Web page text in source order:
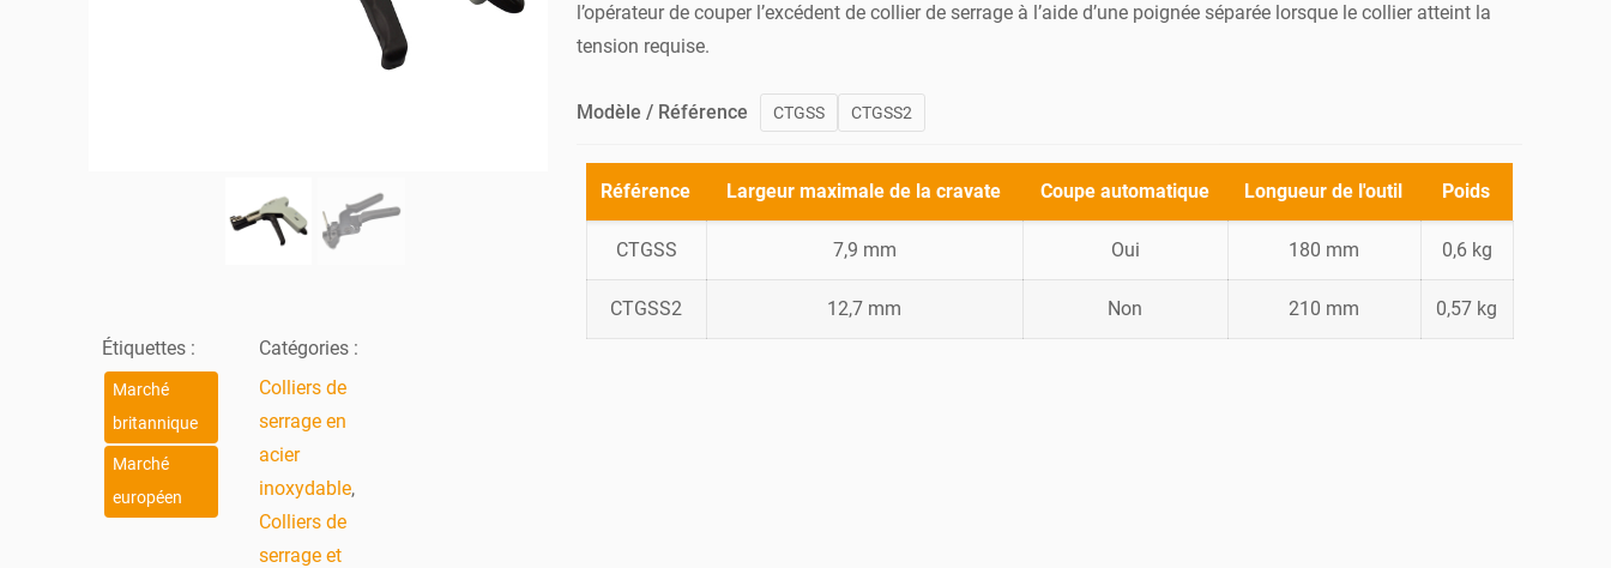
Étiquettes :
Marché
britannique
Marché
européen
Catégories :
Colliers de
serrage en
acier
inoxydable,
Colliers de
serrage et
l’opérateur de couper l’excédent de collier de serrage à l’aide d’une poignée séparée lorsque le collier atteint la
tension requise.
Modèle / Référence CTGSS CTGSS2
Référence Largeur maximale de la cravate Coupe automatique Longueur de l'outil Poids
CTGSS 7,9 mm Oui 180 mm 0,6 kg
CTGSS2 12,7 mm Non 210 mm 0,57 kg